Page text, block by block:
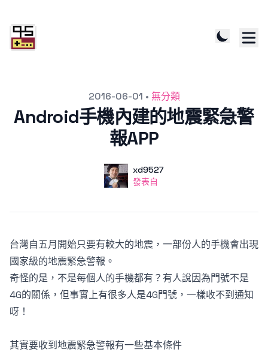
2016-06-01 • 無分類
Android手機內建的地震緊急警
報APP
使用者
xd9527
發表自
發表自
台灣自五月開始只要有較大的地震，一部份人的手機會出現
國家級的地震緊急警報。
奇怪的是，不是每個人的手機都有？有人說因為門號不是
4G的關係，但事實上有很多人是4G門號，一樣收不到通知
呀！
其實要收到地震緊急警報有一些基本條件